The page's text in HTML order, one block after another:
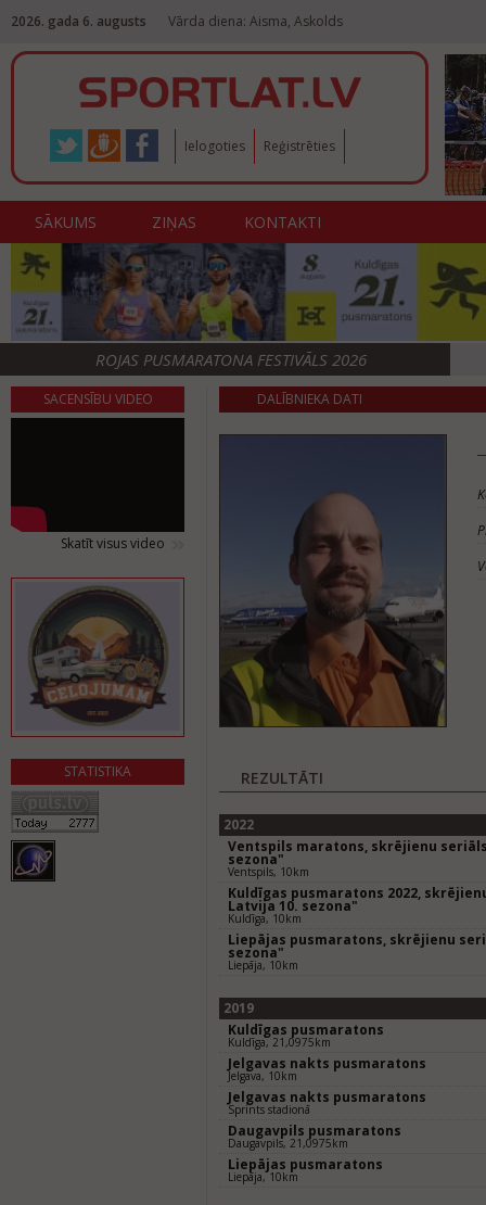
2026. gada 6. augusts Vārda diena: Aisma, Askolds
Ielogoties Reģistrēties
SĀKUMS ZIŅAS KONTAKTI
ROJAS PUSMARATONA FESTIVĀLS 2026
SACENSĪBU VIDEO
Skatīt visus video
STATISTIKA
DALĪBNIEKA DATI
REZULTĀTI
2022
Ventspils maratons, skrējienu
sezona"
Ventspils, 10km
Kuldīgas pusmaratons 2022,
Latvija 10. sezona"
Kuldīga, 10km
Liepājas pusmaratons, skrējienu
sezona"
Liepāja, 10km
2019
Kuldīgas pusmaratons
Kuldīga, 21,0975km
Jelgavas nakts pusmaratons
Jelgava, 10km
Jelgavas nakts pusmaratons
Sprints stadionā
Daugavpils pusmaratons
Daugavpils, 21,0975km
Liepājas pusmaratons
Liepāja, 10km